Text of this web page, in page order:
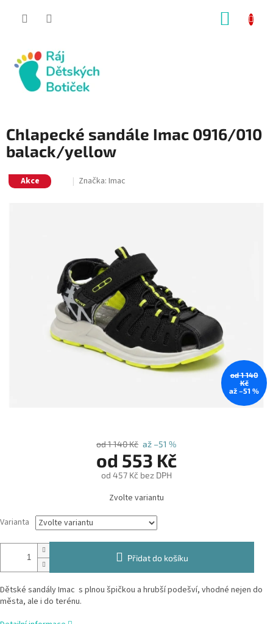
Chlapecké sandále Imac 0916/010
balack/yellow
Akce Značka: Imac
od 1 140
Kč
až –51 %
od 1 140 Kč až –51 %
od 553 Kč
od 457 Kč bez DPH
Měrná
cena:
Zvolte variantu
Varianta
Přidat do košíku
Dětské sandály Imac s plnou špičkou a hrubší podešví, vhodné nejen do
města, ale i do terénu.